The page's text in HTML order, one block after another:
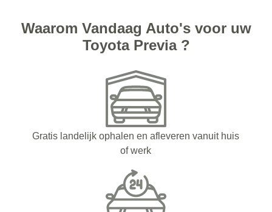
Waarom Vandaag Auto's voor uw
Toyota Previa ?
Gratis landelijk ophalen en afleveren vanuit huis
of werk